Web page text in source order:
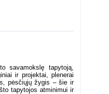
savamokslę tapytoją,
ir projektai, plenerai
pėsčiųjų žygis – šie ir
tapytojos atminimui ir